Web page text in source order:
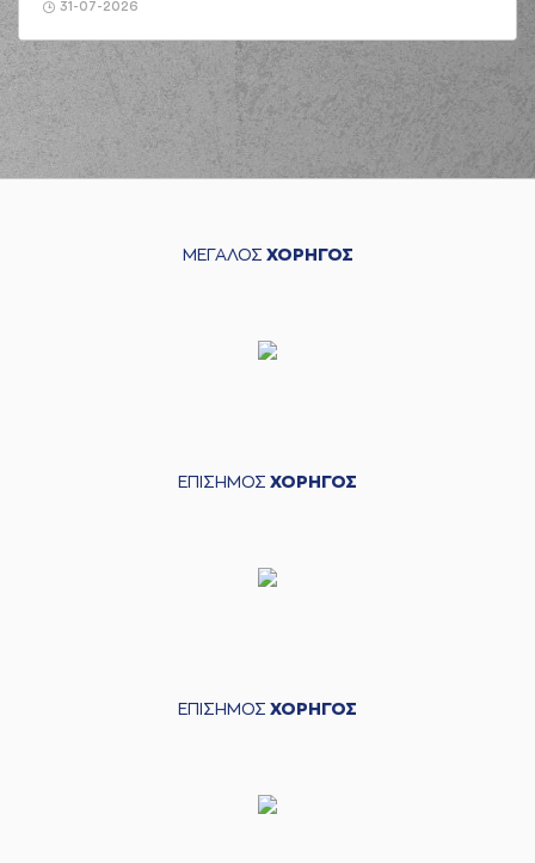
31-07-2026
ΜΕΓΑΛΟΣ ΧΟΡΗΓΟΣ
ΕΠΙΣΗΜΟΣ ΧΟΡΗΓΟΣ
ΕΠΙΣΗΜΟΣ ΧΟΡΗΓΟΣ